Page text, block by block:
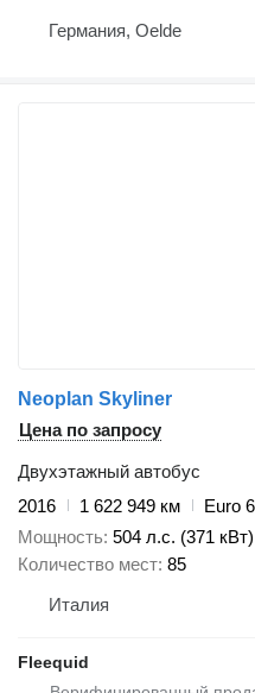
Германия, Oelde
Neoplan Skyliner
Цена по запросу
Двухэтажный автобус
2016
1 622 949 км
Euro 6
Мощность 504 л.с. (371 кВт)
Количество мест 85
Италия
Fleequid